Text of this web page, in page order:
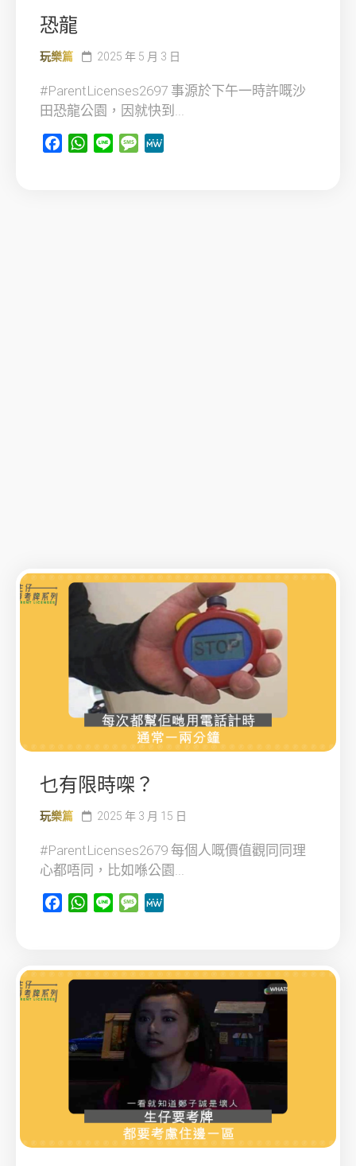
恐龍
玩樂篇 2025 年 5 月 3 日
#ParentLicenses2697 事源於下午一時許嘅沙
田恐龍公園，因就快到...
FacebookWhatsApp
Line Message
乜有限時㗎？
玩樂篇 2025 年 3 月 15 日
#ParentLicenses2679 每個人嘅價值觀同同理
心都唔同，比如喺公園...
FacebookWhatsApp
Line Message